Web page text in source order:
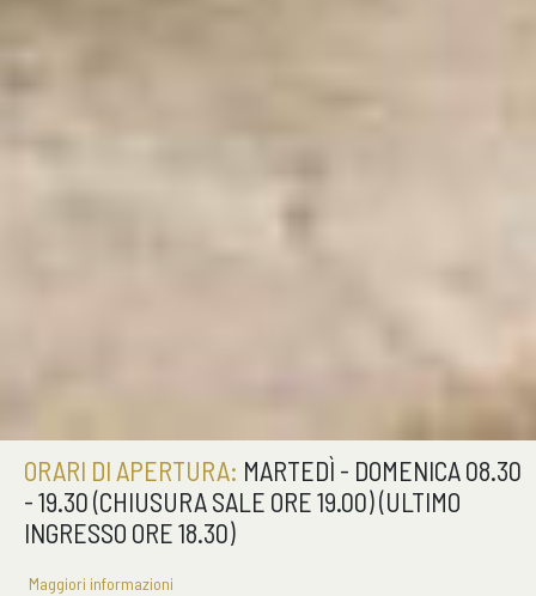
ORARI DI APERTURA: MARTEDÌ - DOMENICA 08.30
- 19.30 (CHIUSURA SALE ORE 19.00) (ULTIMO
INGRESSO ORE 18.30)
Maggiori informazioni